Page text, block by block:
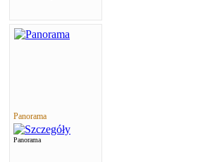
Panorama
Panorama